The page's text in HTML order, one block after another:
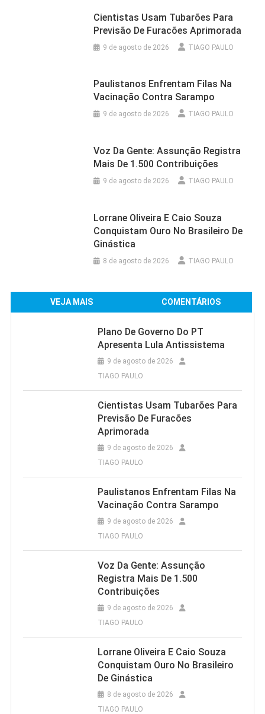
Cientistas Usam Tubarões Para
Previsão De Furacões Aprimorada
9 de agosto de 2026 TIAGO PAULO
Paulistanos Enfrentam Filas Na
Vacinação Contra Sarampo
9 de agosto de 2026 TIAGO PAULO
Voz Da Gente: Assunção Registra
Mais De 1.500 Contribuições
9 de agosto de 2026 TIAGO PAULO
Lorrane Oliveira E Caio Souza
Conquistam Ouro No Brasileiro De
Ginástica
8 de agosto de 2026 TIAGO PAULO
VEJA MAIS COMENTÁRIOS
Plano De Governo Do PT
Apresenta Lula Antissistema
9 de agosto de 2026
TIAGO PAULO
Cientistas Usam Tubarões Para
Previsão De Furacões
Aprimorada
9 de agosto de 2026
TIAGO PAULO
Paulistanos Enfrentam Filas Na
Vacinação Contra Sarampo
9 de agosto de 2026
TIAGO PAULO
Voz Da Gente: Assunção
Registra Mais De 1.500
Contribuições
9 de agosto de 2026
TIAGO PAULO
Lorrane Oliveira E Caio Souza
Conquistam Ouro No Brasileiro
De Ginástica
8 de agosto de 2026
TIAGO PAULO